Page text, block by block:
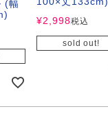
(幅
¥2,998税込
sold out!